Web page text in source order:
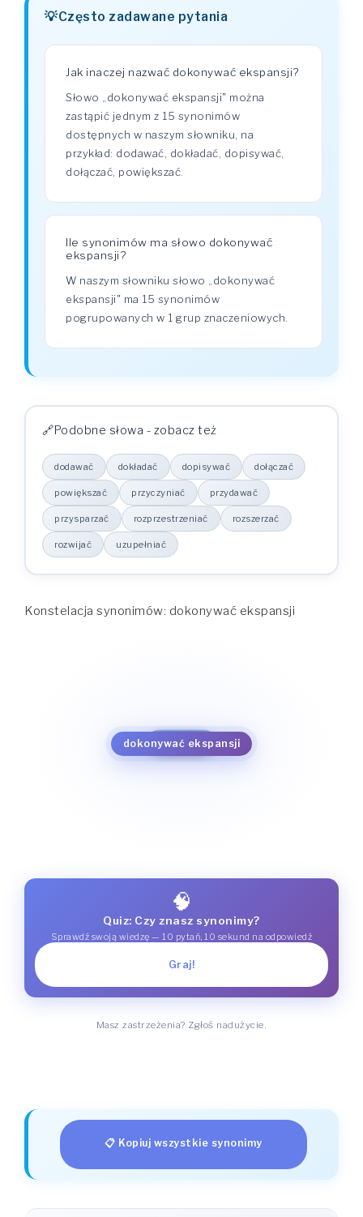
Często zadawane pytania
Jak inaczej nazwać dokonywać ekspansji?
Słowo „dokonywać ekspansji" można
zastąpić jednym z 15 synonimów
dostępnych w naszym słowniku, na
przykład: dodawać, dokładać, dopisywać,
dołączać, powiększać.
Ile synonimów ma słowo dokonywać
ekspansji?
W naszym słowniku słowo „dokonywać
ekspansji" ma 15 synonimów
pogrupowanych w 1 grup znaczeniowych.
Podobne słowa - zobacz też
dodawać dokładać dopisywać dołączać
powiększać przyczyniać przydawać
przysparzać rozprzestrzeniać rozszerzać
rozwijać uzupełniać
Konstelacja synonimów: dokonywać ekspansji
dokonywać ekspansji
dodawać
dokładać
dopisywać
dołączać
powiększać
przyczyniać
przydawać
przysparzać
rozprzestrzeniać
rozszerzać
rozwijać
uzupełniać
🧠
Quiz: Czy znasz synonimy?
Sprawdź swoją wiedzę — 10 pytań, 10 sekund na odpowiedź
Graj!
Masz zastrzeżenia? Zgłoś nadużycie.
📋 Kopiuj wszystkie synonimy